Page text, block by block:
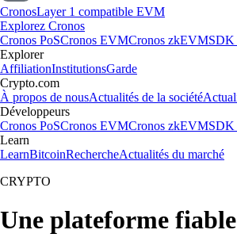
CronosLayer 1 compatible EVM
Explorez Cronos
Cronos PoSCronos EVMCronos zkEVMSDK
Explorer
AffiliationInstitutionsGarde
Crypto.com
À propos de nousActualités de la société
Développeurs
Cronos PoSCronos EVMCronos zkEVMSDK
Learn
LearnBitcoinRechercheActualités du marché
CRYPTO
Une plateforme